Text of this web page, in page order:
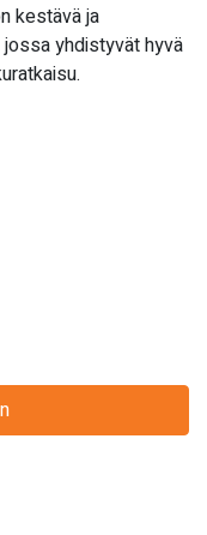
kestävä ja
yhdistyvät hyvä